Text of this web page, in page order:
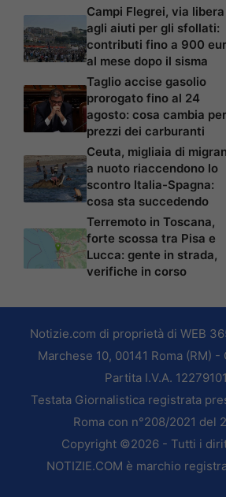
Campi Flegrei, via libera
agli aiuti per gli sfollati:
contributi fino a 900
al mese dopo il sisma
Taglio accise gasolio
prorogato fino al 24
agosto: cosa cambia
prezzi dei carburanti
Ceuta, migliaia di
a nuoto riaccendono lo
scontro Italia-Spagna:
cosa sta succedendo
Terremoto in Toscana,
forte scossa tra Pisa e
Lucca: gente in strada,
verifiche in corso
Notizie.com di proprietà di WEB
Marchese 10, 00141 Roma (RM)
Partita I.V.A.
Testata Giornalistica registrata
Roma con n°208/2021 del
Copyright ©2026 - Tutti i
NOTIZIE.COM è marchio